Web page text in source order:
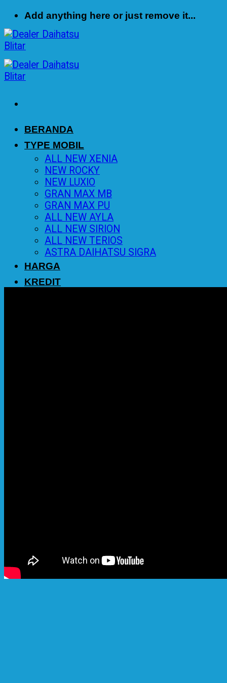
Skip
to
content
Add anything here or just remove it...
BERANDA
TYPE MOBIL
ALL NEW XENIA
NEW ROCKY
NEW LUXIO
GRAN MAX MB
GRAN MAX PU
ALL NEW AYLA
ALL NEW SIRION
ALL NEW TERIOS
ASTRA DAIHATSU SIGRA
HARGA
KREDIT